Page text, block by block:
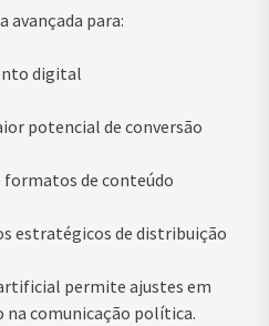
avançada para:
digital
potencial de conversão
de conteúdo
estratégicos de distribuição
permite ajustes em
na comunicação política.